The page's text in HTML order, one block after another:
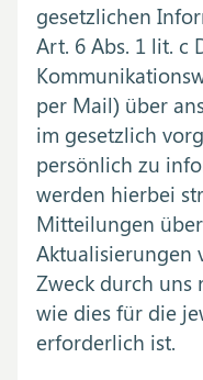
gesetzlichen
Art. 6 Abs. 1 lit. c
per Mail) über
im gesetzlich
persönlich zu
werden hierbei
Mitteilungen
Aktualisierungen
Zweck durch uns
wie dies für die
erforderlich ist.